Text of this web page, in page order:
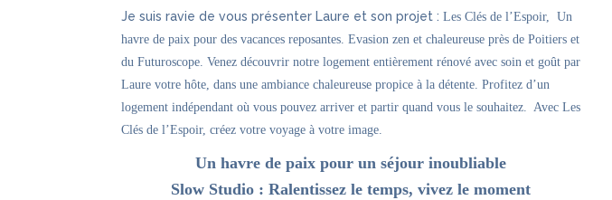
Je suis ravie de vous présenter Laure et son projet :Les Clés de l’Espoir,
Un
havre de paix pour des vacances reposantes.Evasion zen et chaleureuse près de Poitiers et
du Futuroscope. Venez découvrir notre logement entièrement rénové avec soin et goût par
Laure votre hôte, dans une ambiance chaleureuse propice à la détente. Profitez d’un
logement indépendant où vous pouvez arriver et partir quand vous le souhaitez.
Avec Les
Clés de l’Espoir, créez votre voyage à votre image.
Un havre de paix pour un séjour inoubliable
Slow Studio : Ralentissez le temps, vivez le moment